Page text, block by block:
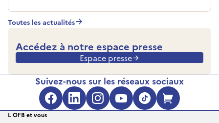
Toutes les actualités
Accédez à notre espace presse
Espace presse
Suivez-nous sur les réseaux sociaux
Facebook (s'ouvre dans une
LinkedIn (s'ouvre dans
Instagram (s'ouvre
YouTube
TikTok
L’OFB et vous